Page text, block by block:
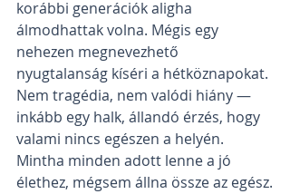
korábbi generációk aligha
álmodhattak volna. Mégis egy
nehezen megnevezhető
nyugtalanság kíséri a hétköznapokat.
Nem tragédia, nem valódi hiány —
inkább egy halk, állandó érzés, hogy
valami nincs egészen a helyén.
Mintha minden adott lenne a jó
élethez, mégsem állna össze az egész.